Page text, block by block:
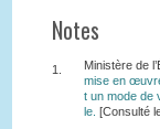
Notes
1. Ministère de
mise en
t un mode de
le. [Consulté